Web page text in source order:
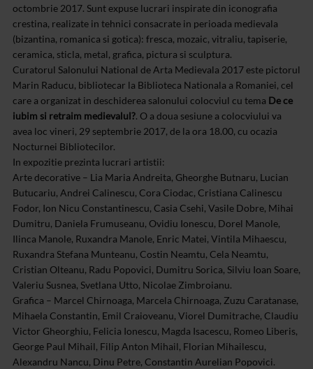
octombrie 2017. Sunt expuse lucrari inspirate din iconografia
crestina, realizate in tehnici consacrate in perioada medievala
(bizantina, romanica si gotica): fresca, mozaic, vitraliu, tapiserie,
ceramica, sticla, metal, grafica, pictura si sculptura.
Curatorul Salonului National de Arta Medievala 2017 este pictorul
Marin Raducu, bibliotecar la Biblioteca Nationala a Romaniei, cel
care a organizat in deschiderea salonului colocviul cu tema De ce
iubim si retraim medievalul?. O a doua sesiune a colocviului va
avea loc vineri, 29 septembrie 2017, de la ora 18.00, cu ocazia
Nocturnei Bibliotecilor.
In expozitie prezinta lucrari artistii:
Arte decorative – Lia Maria Andreita, Gheorghe Butnaru, Lucian
Butucariu, Andrei Calinescu, Cora Ciodac, Cristiana Calinescu
Fodor, Ion Nicu Constantinescu, Casia Csehi, Vasile Dobre, Mihai
Dumitru, Daniela Frumuseanu, Ovidiu Ionescu, Dorel Manole,
Ilinca Manole, Ruxandra Manole, Enric Matei, Vintila Mihaescu,
Ruxandra Stefana Munteanu, Costin Neamtu, Cela Neamtu,
Cristian Olteanu, Radu Popovici, Dumitru Sorica, Silviu Ioan Soare,
Valeriu Susnea, Svetlana Utto, Nicolae Zimbroianu.
Grafica – Marcel Chirnoaga, Marcela Chirnoaga, Zuzu Caratanase,
Mihaela Constantin, Emil Craioveanu, Viorel Dumitrache, Claudiu
Victor Gheorghiu, Felicia Ionescu, Magda Isacescu, Romeo Liberis,
George Paul Mihail, Filip Anton Mihail, Florian Mihailescu,
Alexandru Nancu, Dinu Petre, Constantin Aurelian Popovici.